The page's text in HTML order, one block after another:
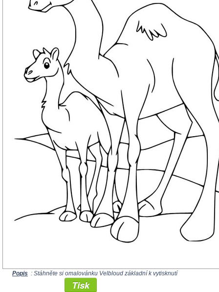
Popis : Stáhněte si omalovánku Velbloud základní k vytisknutí
Tisk